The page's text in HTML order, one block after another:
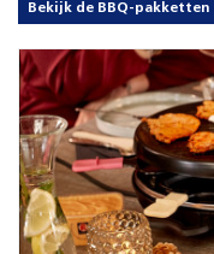
Bekijk de BBQ-pakketten